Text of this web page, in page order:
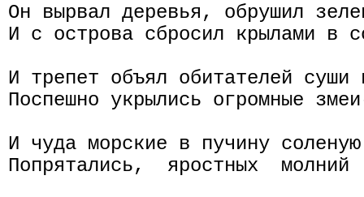
Он вырвал деревья, обрушил
И с острова сбросил крылами в
И трепет объял обитателей
Поспешно укрылись огромные
И чуда морские в пучину
Попрятались,  яростных